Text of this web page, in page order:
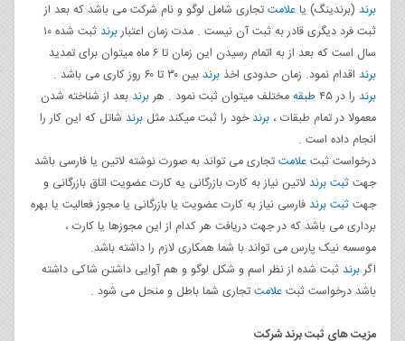
برند (برندینگ) یاعلامتتجاری شامل لوگو و نام شرکت می باشد که بعد از
ثبت فرد دیگری قادر به ثبت آن نیست . مدت زمان اعتباربرند
ثبت شده ۱۰
سال است که بعد از به اتمام رسیدن این زمان تا ۶ ماه میتوان برای تمدید
برند اقدام نمود. زمان حدودی اخذ برند بین ۳۰ تا ۶۰ روز کاری می باشد .
برند را در ۴۵ طبقهمختلف میتوان ثبت نمود . هربرند بعد از شناخته شدن
معمولا در تمام طبقات ، برندخود را ثبت میکند مثل برند شاتل که این کار را
انجام داده است .
درخواست ثبتعلامتتجاری می تواند به صورت نوشته لاتین یا فارسی باشد
جهتثبت برند لاتین نیاز به کارت بازرگانی یه کارت عضویت اتاق بازرگانی و
جهتثبت برند فارسی نیاز به کارت عضویت یا بازرگانی یا مجوز فعالیت یا بهره
برداری می باشد که در جهت دریافت هر کدام از این مجوزها یا کارت ،
موسسه نیک پارس می تواند با شما همکاری لازم را داشته باشد.
اگربرند ثبت شده از نظر اسم و شکل لوگو و هم آوایی داشتن شاکی داشته
باشد درخواست ثبتعلامتتجاری شما باطل و منحل می شود .
مزیت های ثبت برند شرکت